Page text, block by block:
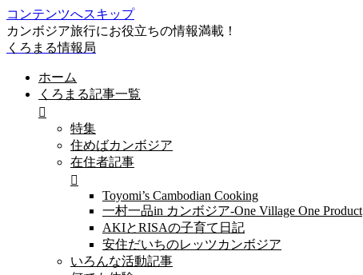
コンテンツへスキップ
カンボジア旅行にお役立ちの情報満載！
くろまる情報局
ホーム
くろまる記事一覧
特集
住めばカンボジア
在住者記事
Toyomi’s Cambodian Cooking
一村一品in カンボジア-One Village One Product
AKIとRISAの子育て日記
安住だいちのレッツカンボジア
いろんな活動記事